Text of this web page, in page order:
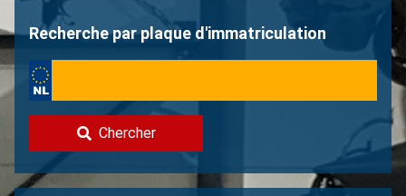
À propos de nous
Contacter
Vendre une Volvo?
Non trouvée?
Recherche par plaque d'immatriculation
Chercher